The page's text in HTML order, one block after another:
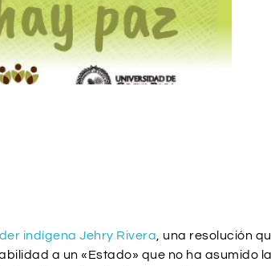
indígena Jehry Rivera , una resolución
a un «Estado» que no ha asumido